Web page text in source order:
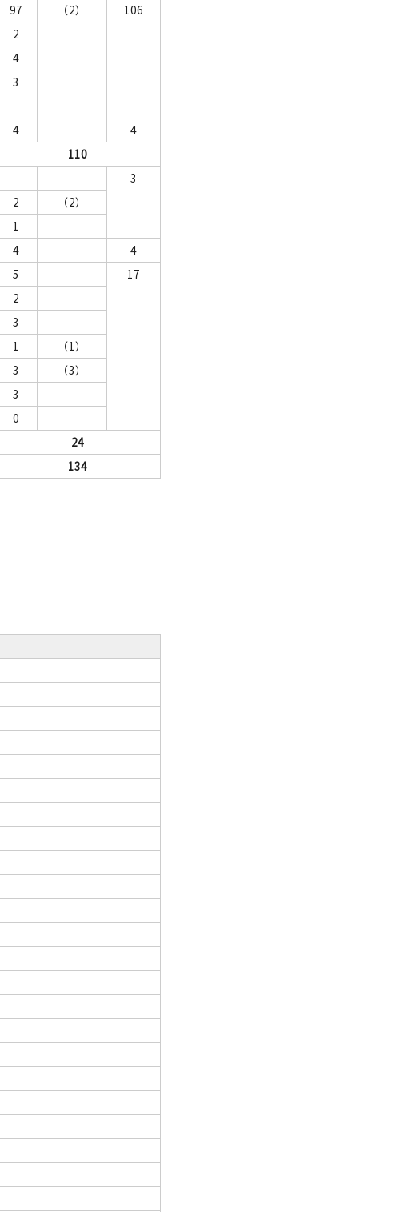
97 （2）
106
2
4
3
4
4
110
3
2
（2）
1
4
4
5
17
2
3
1
（1）
3
（3）
3
0
24
134